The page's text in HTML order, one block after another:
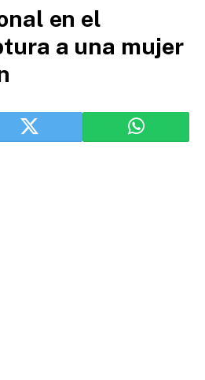
en el
a una mujer